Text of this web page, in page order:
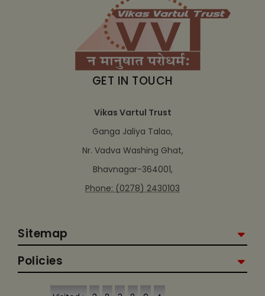
GET IN TOUCH
Vikas Vartul Trust
Ganga Jaliya Talao,
Nr. Vadva Washing Ghat,
Bhavnagar-364001,
Phone: (0278) 2430103
Sitemap
Policies